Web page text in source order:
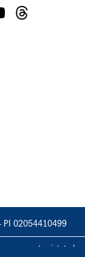
– PI 02054410499
vietata la